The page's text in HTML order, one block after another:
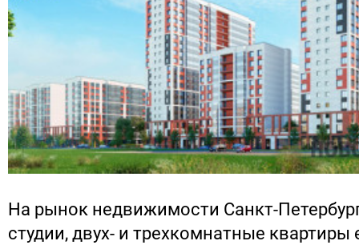
На рынок недвижимости Санкт-
студии, двух- и трехкомнатные